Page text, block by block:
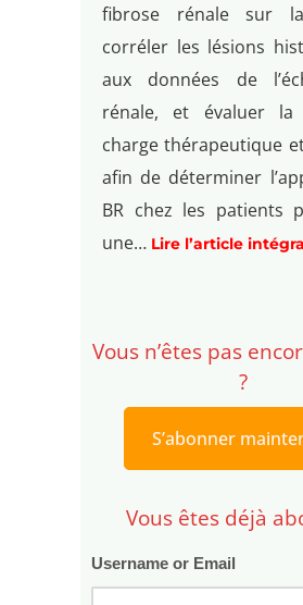
fibrose rénale sur
corréler les lésions
aux données de
rénale, et évaluer
charge thérapeutique
afin de déterminer
BR chez les patients
une… Lire l’article
Vous n’êtes pas
?
S’abonner
Vous êtes déjà
Username or Email